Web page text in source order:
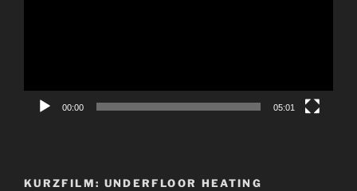
00:00 05:01
KURZFILM: UNDERFLOOR HEATING